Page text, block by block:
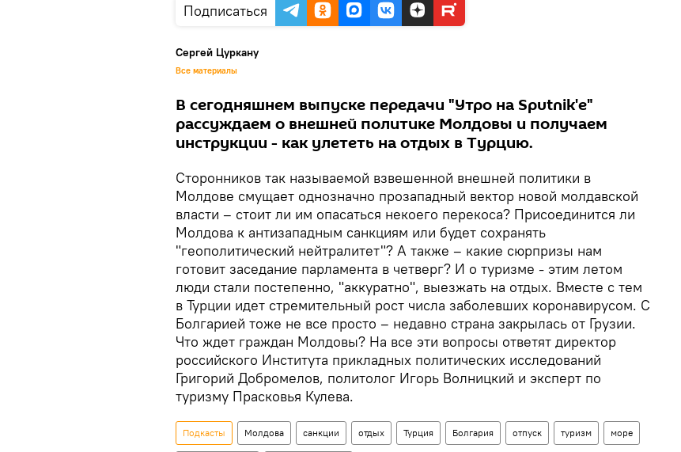
Подписаться
Сергей Цуркану
Все материалы
В сегодняшнем выпуске передачи "Утро на Sputnik'e"
рассуждаем о внешней политике Молдовы и получаем
инструкции - как улететь на отдых в Турцию.
Сторонников так называемой взвешенной внешней политики в
Молдове смущает однозначно прозападный вектор новой молдавской
власти – стоит ли им опасаться некоего перекоса? Присоединится ли
Молдова к антизападным санкциям или будет сохранять
"геополитический нейтралитет"? А также – какие сюрпризы нам
готовит заседание парламента в четверг? И о туризме - этим летом
люди стали постепенно, "аккуратно", выезжать на отдых. Вместе с тем
в Турции идет стремительный рост числа заболевших коронавирусом. С
Болгарией тоже не все просто – недавно страна закрылась от Грузии.
Что ждет граждан Молдовы? На все эти вопросы ответят директор
российского Института прикладных политических исследований
Григорий Добромелов, политолог Игорь Волницкий и эксперт по
туризму Прасковья Кулева.
Подкасты Молдова санкции отдых Турция Болгария отпуск туризм море